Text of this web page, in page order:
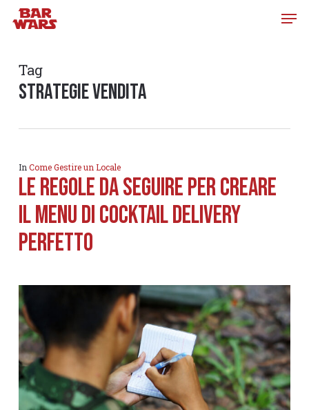
Skip
content
Tag
strategie vendita
In Come Gestire un Locale
Le regole da seguire per creare
il menu di Cocktail Delivery
perfetto